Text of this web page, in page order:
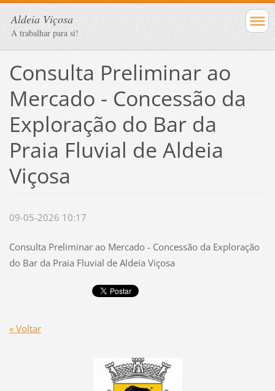
Aldeia Viçosa
A trabalhar para si!
Consulta Preliminar ao
Mercado - Concessão da
Exploração do Bar da
Praia Fluvial de Aldeia
Viçosa
09-05-2026 10:17
Consulta Preliminar ao Mercado - Concessão da Exploração
do Bar da Praia Fluvial de Aldeia Viçosa
« Voltar